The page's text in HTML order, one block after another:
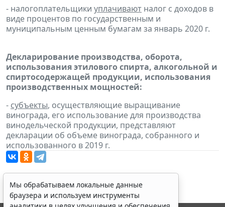
- налогоплательщики уплачивают налог с доходов в
виде процентов по государственным и
муниципальным ценным бумагам за январь 2020 г.
Декларирование производства, оборота,
использования этилового спирта, алкогольной и
спиртосодержащей продукции, использования
производственных мощностей:
- субъекты, осуществляющие выращивание
винограда, его использование для производства
винодельческой продукции, представляют
декларации об объеме винограда, собранного и
использованного в 2019 г.
Мы обрабатываем локальные данные
браузера и используем инструменты